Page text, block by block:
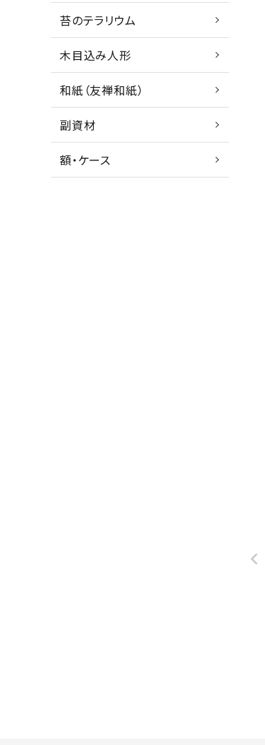
苔のテラリウム
木目込み人形
和紙（友禅和紙）
副資材
額・ケース